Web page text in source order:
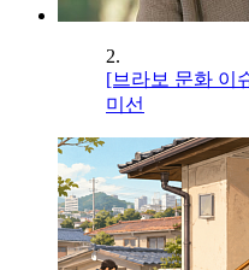
2.
[브라보 문화 이
미선